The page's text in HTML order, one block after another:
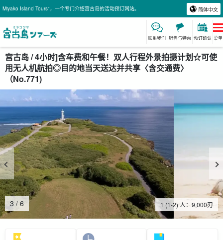
Miyako Island Tours"，一个专门介绍宫古岛的活动预订网站。 简体中文
联系我们 销售与特惠 预订确认 菜单
宫古岛 / 4小时]含车费和午餐！双人行程外景拍摄计划☆可使
用无人机航拍◎目的地当天送达并共享〈含交通费〉
（No.771)
4 / 6 1 (1-2) 人： 9,000刃